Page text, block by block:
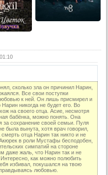
сколько зла он причинил Нарин,
Все свои поступки
к ней. Он лишь присмирел и
Нарин никогда не будет его. Во
на своего отца. Асие, несмотря
бабёнка, можно понять. Она
за сохранение своей семьи. Пуля
была вынута, хотя врач говорил,
отца Нарин так никто и не
в роли Мустафы бесподобен,
симпатий на стороне
даже жаль, что Нарин так и не
как можно полюбить
избивал, покушался на твою
любовью.